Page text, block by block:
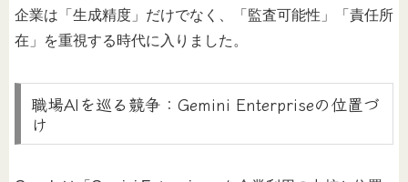
企業は「生成精度」だけでなく、「監査可能性」「責任所
在」を重視する時代に入りました。
職場AIを巡る競争：Gemini Enterpriseの位置づ
け